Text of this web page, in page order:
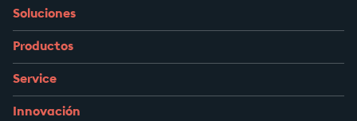
Soluciones
Productos
Service
Innovación